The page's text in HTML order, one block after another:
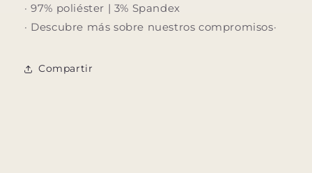
· 97% poliéster | 3% Spandex
· Descubre más sobre nuestros compromisos·
Compartir